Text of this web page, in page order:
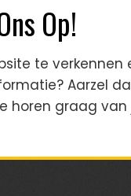
Op!
te
Aarzel
horen graag van